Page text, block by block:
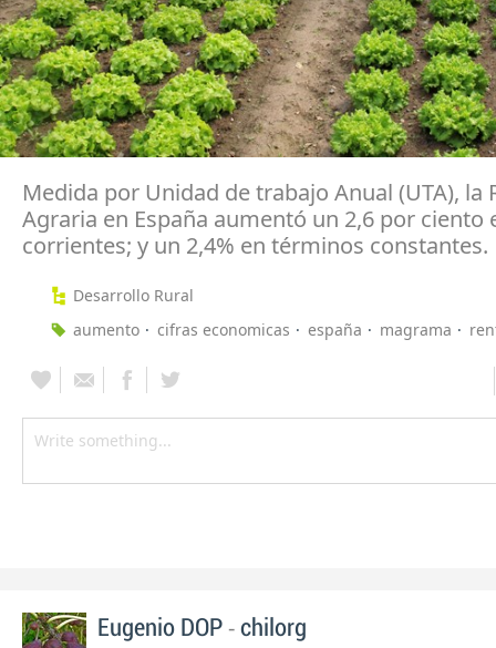
Medida por Unidad de trabajo Anual (UTA), la
Agraria en España aumentó un 2,6 por ciento
corrientes; y un 2,4% en términos constantes.
Desarrollo Rural
aumento
cifras economicas españa magrama
Eugenio DOP - chilorg